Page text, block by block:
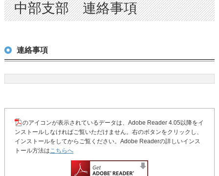
中部支部 連絡事項
連絡事項
のアイコンが表示されているデータは、Adobe Reader 4.05以降をイ
ンストールしなければご覧いただけません。右のボタンをクリックし、
インストールをしてからご覧ください。Adobe Readerの詳しいインス
トール方法はこちらへ